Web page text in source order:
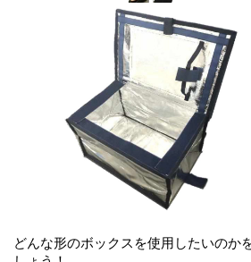
どんな形のボックスを使用したいのか